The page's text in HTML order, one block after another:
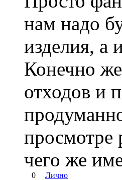
нам надо
изделия, а
Конечно
отходов и
просмотре
чего же
0 Лично